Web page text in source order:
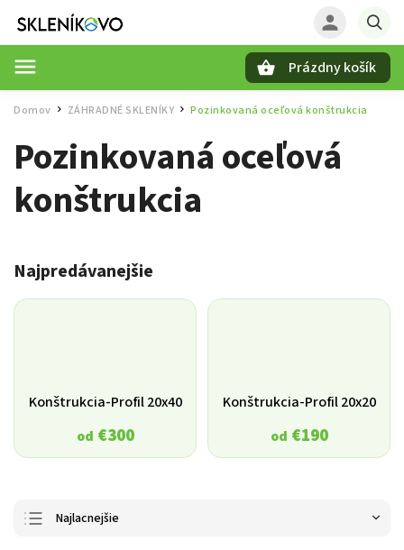
Prázdny košík
Domov ZÁHRADNÉ SKLENÍKY / Pozinkovaná oceľová konštrukcia
Pozinkovaná oceľová
konštrukcia
Najpredávanejšie
Konštrukcia-Profil 20x40
od €300
Konštrukcia-Profil 20x20
od €190
Najlacnejšie